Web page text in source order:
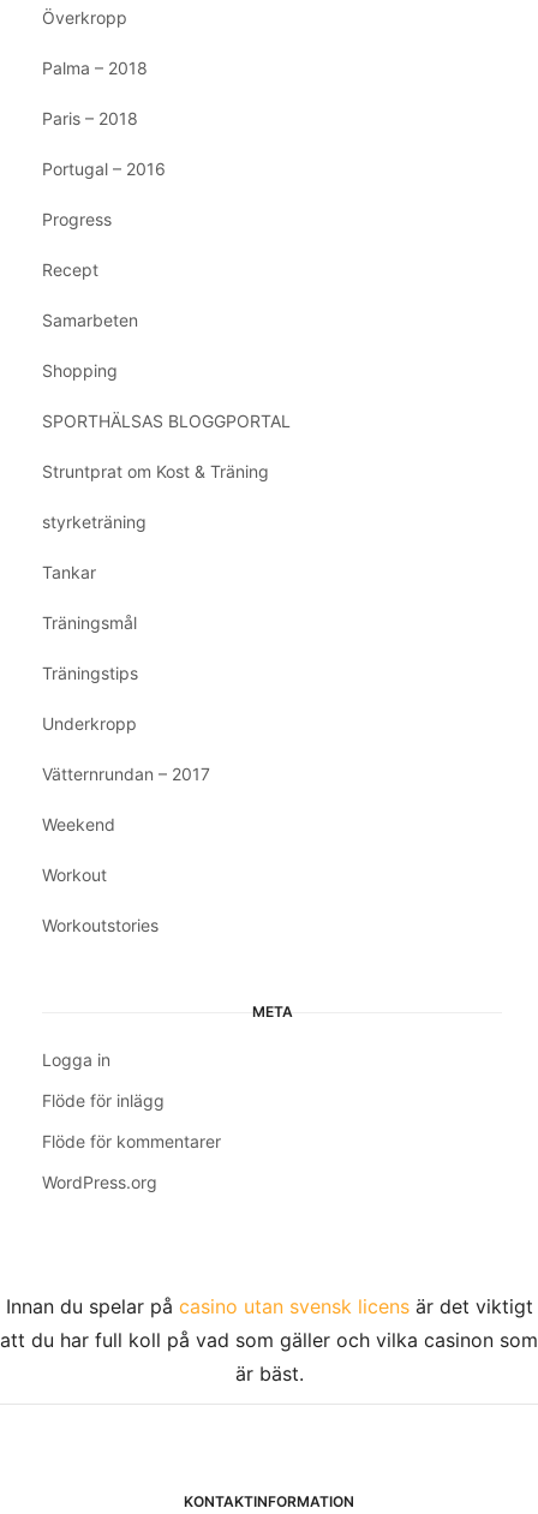
Överkropp
Palma – 2018
Paris – 2018
Portugal – 2016
Progress
Recept
Samarbeten
Shopping
SPORTHÄLSAS BLOGGPORTAL
Struntprat om Kost & Träning
styrketräning
Tankar
Träningsmål
Träningstips
Underkropp
Vätternrundan – 2017
Weekend
Workout
Workoutstories
META
Logga in
Flöde för inlägg
Flöde för kommentarer
WordPress.org
Innan du spelar på casino utan svensk licensär det viktigt
att du har full koll på vad som gäller och vilka casinon som
är bäst.
KONTAKTINFORMATION